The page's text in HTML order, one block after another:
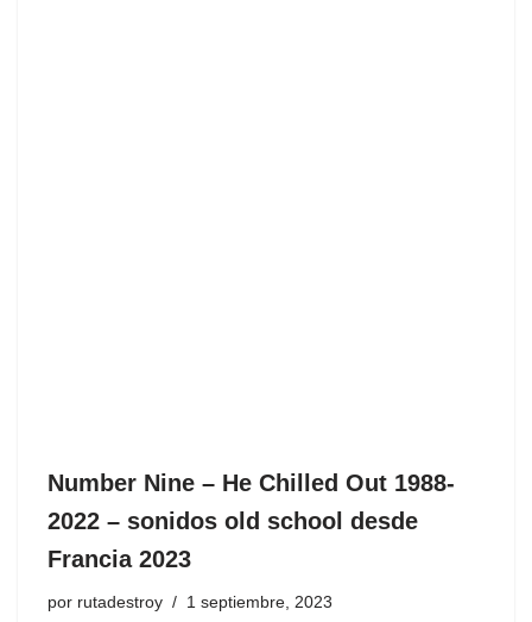
Number Nine – He Chilled Out 1988-
2022 – sonidos old school desde
Francia 2023
por rutadestroy 1 septiembre, 2023